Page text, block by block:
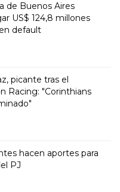
de Buenos Aires
US$ 124,8 millones
default
picante tras el
Racing: "Corinthians
hacen aportes para
PJ